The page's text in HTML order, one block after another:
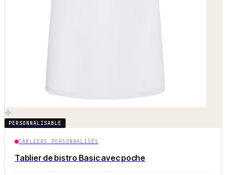
PERSONNALISABLE
TABLIERS PERSONNALISÉS
Tablier de bistro Basic avec poche